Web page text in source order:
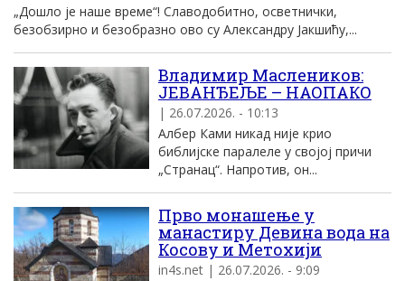
„Дошло је наше време“! Славодобитно, осветнички,
безобзирно и безобразно ово су Александру Јакшићу,...
Владимир Маслеников:
JЕВАНЂЕЉЕ – НАОПАКО
| 26.07.2026. - 10:13
Албер Ками никад није крио
библијске паралеле у својој причи
„Странац“. Напротив, он...
Прво монашење у
манастиру Девина вода на
Косову и Метохији
in4s.net | 26.07.2026. - 9:09